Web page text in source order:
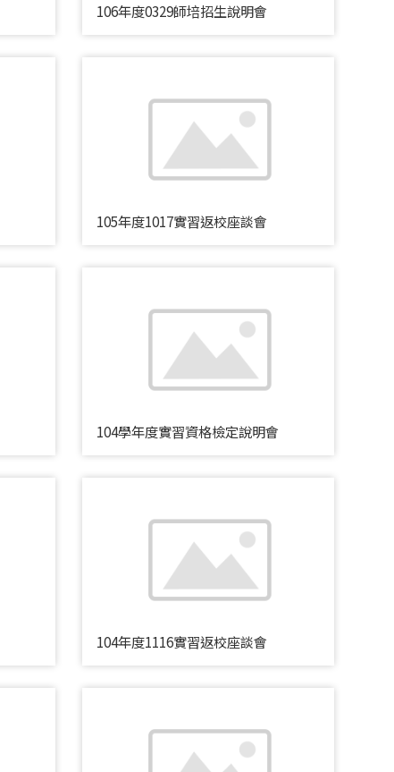
106年度0329師培招生說明會
105年度1017實習返校座談會
104學年度實習資格檢定說明會
104年度1116實習返校座談會